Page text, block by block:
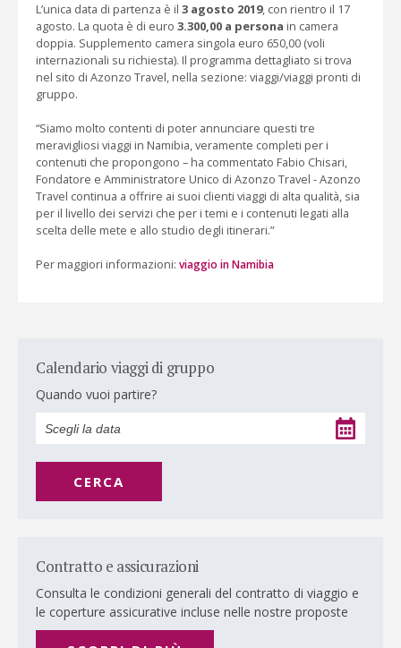
L’unica data di partenza è il 3 agosto 2019, con rientro il 17
agosto. La quota è di euro 3.300,00 a persona in camera
doppia. Supplemento camera singola euro 650,00 (voli
internazionali su richiesta). Il programma dettagliato si trova
nel sito di Azonzo Travel, nella sezione: viaggi/viaggi pronti di
gruppo.
“Siamo molto contenti di poter annunciare questi tre
meravigliosi viaggi in Namibia, veramente completi per i
contenuti che propongono – ha commentato Fabio Chisari,
Fondatore e Amministratore Unico di Azonzo Travel - Azonzo
Travel continua a offrire ai suoi clienti viaggi di alta qualità, sia
per il livello dei servizi che per i temi e i contenuti legati alla
scelta delle mete e allo studio degli itinerari.”
Per maggiori informazioni: viaggio in Namibia
Calendario viaggi di gruppo
Quando vuoi partire?
CERCA
Contratto e assicurazioni
Consulta le condizioni generali del contratto di viaggio e
le coperture assicurative incluse nelle nostre proposte